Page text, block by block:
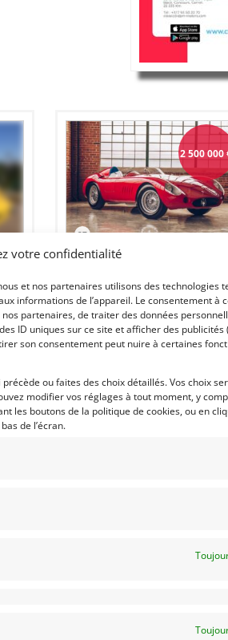
votre confidentialité
et nos partenaires utilisons des technologies
informations de l’appareil. Le consentement à
partenaires, de traiter des données
ID uniques sur ce site et afficher des publicités
son consentement peut nuire à certaines
ou faites des choix détaillés. Vos choix
modifier vos réglages à tout moment, y
les boutons de la politique de cookies, ou en
de l’écran.
vues
2 500 000
27
BRIDGEPORT (ETATS-UNIS (USA))
5 septembre 2019
2 973
Vends Maserati 300S Châssis #3070 de
1957. Historique limpide.
intégrale niveau grand concours.